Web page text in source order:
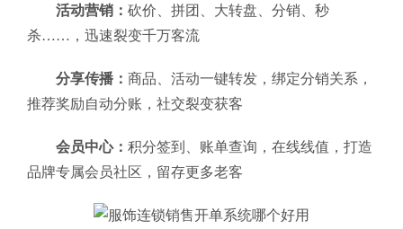
活动营销： 砍价、拼团、大转盘、分销、秒
杀……，迅速裂变千万客流
分享传播： 商品、活动一键转发，绑定分销关系，
推荐奖励自动分账，社交裂变获客
会员中心： 积分签到、账单查询，在线线值，打造
品牌专属会员社区，留存更多老客